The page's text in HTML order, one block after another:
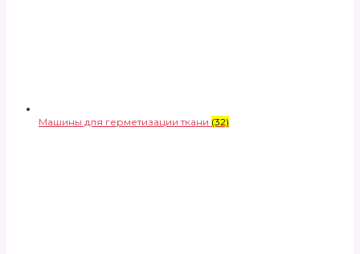
Машины для герметизации ткани (32)